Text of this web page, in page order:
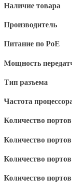
Наличие товара
Производитель
Питание по PoE
Мощность
Тип разъема
Частота
Количество
Количество
Количество
Количество